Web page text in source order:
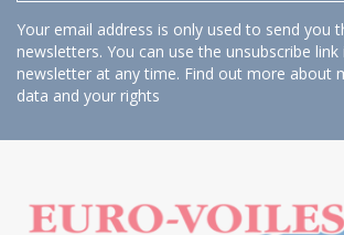
Your email address is only used to send you
newsletters. You can use the unsubscribe
newsletter at any time. Find out more about
data and your rights